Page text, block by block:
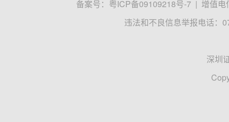
形机器人产业正式跨过产业化临界点。AI赛道全
核心题材